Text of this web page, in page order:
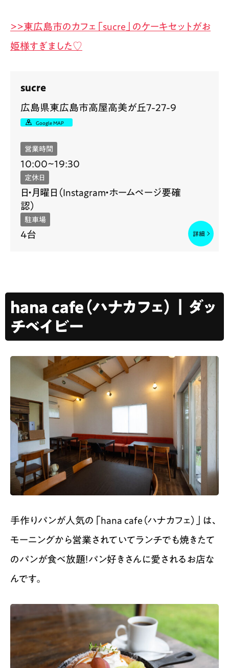
>>東広島市のカフェ「sucre」のケーキセットがお
姫様すぎました♡
sucre
広島県東広島市高屋高美が丘7-27-9
Google MAP
営業時間
10:00~19:30
定休日
日・月曜日（Instagram・ホームページ要確
認）
駐車場
4台
hana cafe（ハナカフェ）｜ダッ
チベイビー
手作りパンが人気の「hana cafe（ハナカフェ）」は、
モーニングから営業されていてランチでも焼きたて
のパンが食べ放題！パン好きさんに愛されるお店な
んです。